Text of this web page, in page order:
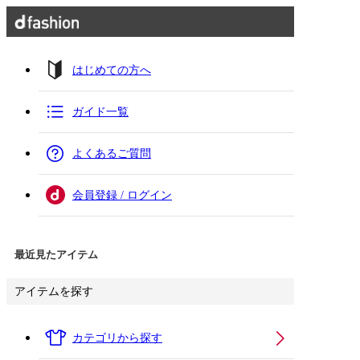
はじめての方へ
ガイド一覧
よくあるご質問
会員登録 / ログイン
最近見たアイテム
アイテムを探す
カテゴリから探す